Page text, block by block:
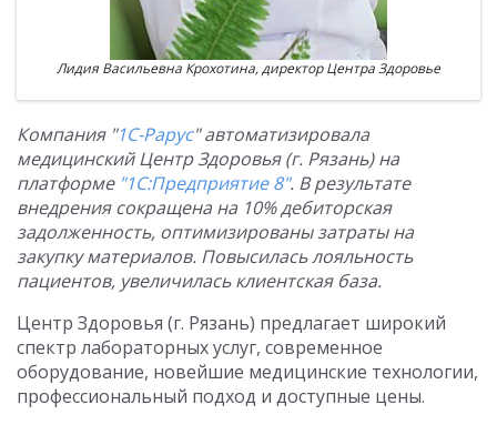
Лидия Васильевна Крохотина, директор Центра Здоровье
Компания "1С-Рарус" автоматизировала
медицинский Центр Здоровья (г. Рязань) на
платформе "1С:Предприятие 8". В результате
внедрения сокращена на 10% дебиторская
задолженность, оптимизированы затраты на
закупку материалов. Повысилась лояльность
пациентов, увеличилась клиентская база.
Центр Здоровья (г. Рязань) предлагает широкий
спектр лабораторных услуг, современное
оборудование, новейшие медицинские технологии,
профессиональный подход и доступные цены.